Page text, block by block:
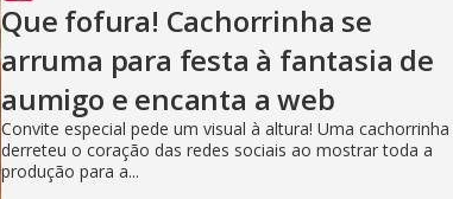
Que fofura! Cachorrinha se
arruma para festa à fantasia de
aumigo e encanta a web
Convite especial pede um visual à altura! Uma cachorrinha
derreteu o coração das redes sociais ao mostrar toda a
produção para a...